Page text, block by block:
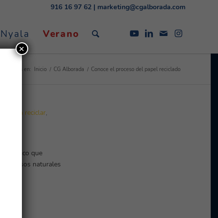
916 16 97 62 | marketing@cgalborada.com
Verano
Estás en: Inicio / CG Alborada / Conoce el proceso del papel reciclado
reciclar,
, es lógico que
recursos naturales
✕